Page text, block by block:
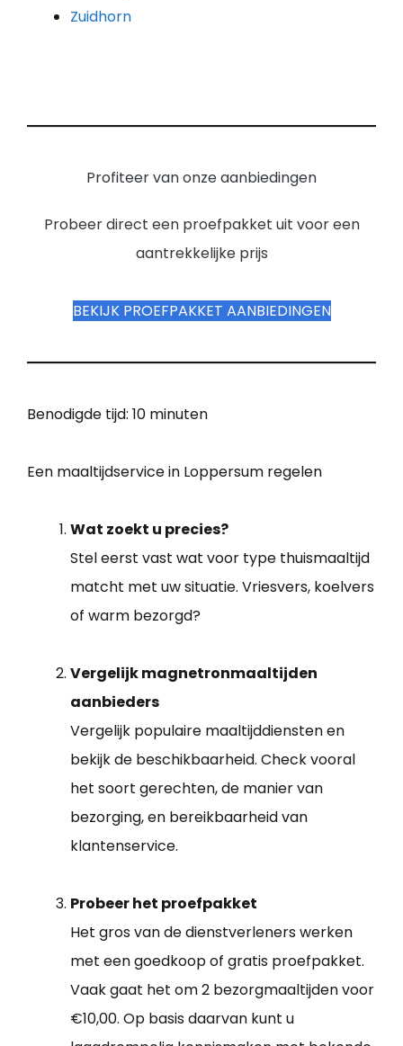
Zuidhorn
Profiteer van onze aanbiedingen
Probeer direct een proefpakket uit voor een
aantrekkelijke prijs
BEKIJK PROEFPAKKET AANBIEDINGEN
Benodigde tijd: 10 minuten
Een maaltijdservice in Loppersum regelen
Wat zoekt u precies?
Stel eerst vast wat voor type thuismaaltijd
matcht met uw situatie. Vriesvers, koelvers
of warm bezorgd?
Vergelijk magnetronmaaltijden
aanbieders
Vergelijk populaire maaltijddiensten en
bekijk de beschikbaarheid. Check vooral
het soort gerechten, de manier van
bezorging, en bereikbaarheid van
klantenservice.
Probeer het proefpakket
Het gros van de dienstverleners werken
met een goedkoop of gratis proefpakket.
Vaak gaat het om 2 bezorgmaaltijden voor
€10,00. Op basis daarvan kunt u